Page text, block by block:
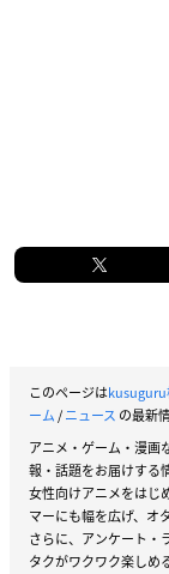
このページは
ーム/ニュース の最新
アニメ・ゲーム・漫画
報・話題をお届けする
女性向けアニメをはじ
マーにも幅を広げ、オ
さらに、アンケート・
タクがワクワク楽しめ